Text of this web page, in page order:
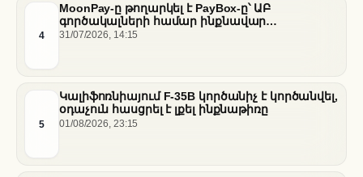
4
MoonPay-ը թողարկել է PayBox-ը՝ ԱԲ
գործակալների համար ինքնավար
ֆինանսական գործարքներ ապահովելու
31/07/2026, 14:15
5
Կալիֆոռնիայում F-35B կործանիչ է կործանվել,
օդաչուն հասցրել է լքել ինքնաթիռը
01/08/2026, 23:15